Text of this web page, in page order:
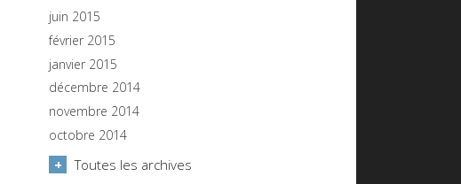
juin 2015
février 2015
janvier 2015
décembre 2014
novembre 2014
octobre 2014
Toutes les archives